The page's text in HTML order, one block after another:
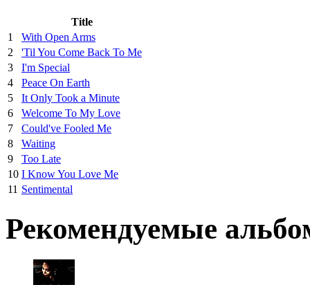
Title
1
With Open Arms
2
'Til You Come Back To Me
3
I'm Special
4
Peace On Earth
5
It Only Took a Minute
6
Welcome To My Love
7
Could've Fooled Me
8
Waiting
9
Too Late
10 I Know You Love Me
11 Sentimental
Рекомендуемые